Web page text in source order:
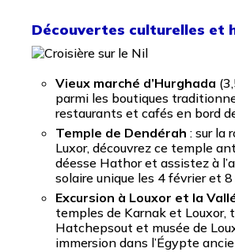
Découvertes culturelles et
Vieux marché d’Hurghada
parmi les boutiques
restaurants et cafés en bord
Temple de Dendérah : sur la
Luxor, découvrez ce temple
déesse Hathor et assistez à
solaire unique les 4 février et
Excursion à Louxor et la
temples de Karnak et Louxor,
Hatchepsout et musée de
immersion dans l’Égypte